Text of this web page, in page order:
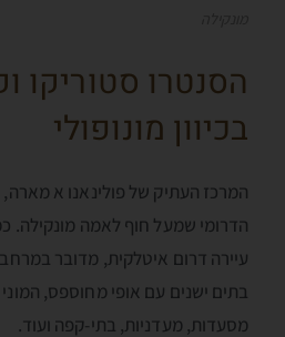
הסנטרו סטוריקו
בכיוון מונופולי
המרכז העתיק של פולינאנו א מארה,
הדרומי שמעל חוף לאמה מונקילה.
עיירה דרום איטלקית, מדובר
בתים ישנים עם אופי מחוספס, המוני
מסעדות, מעדניות, בתי-קפה ועוד.